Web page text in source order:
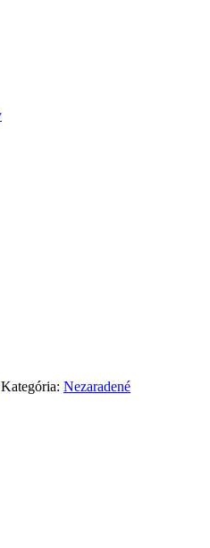
Kategória: Nezaradené